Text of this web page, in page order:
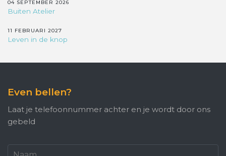
04 SEPTEMBER 2026
Buiten Atelier
11 FEBRUARI 2027
Leven in de knop
Even bellen?
Laat je telefoonnummer achter en je wordt door ons
gebeld